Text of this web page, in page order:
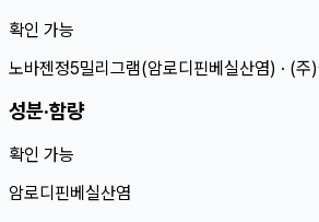
확인 가능
노바젠정5밀리그램(암로디핀베실산염) · (주
성분·함량
확인 가능
암로디핀베실산염